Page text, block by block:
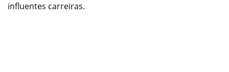
influentes carreiras.